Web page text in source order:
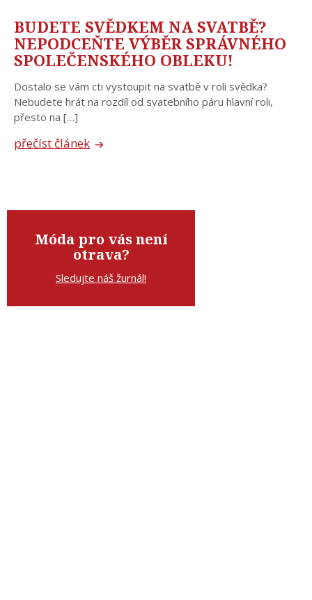
BUDETE SVĚDKEM NA SVATBĚ?
NEPODCEŇTE VÝBĚR SPRÁVNÉHO
SPOLEČENSKÉHO OBLEKU!
Dostalo se vám cti vystoupit na svatbě v roli svědka?
Nebudete hrát na rozdíl od svatebního páru hlavní roli,
přesto na […]
přečíst článek
Móda pro vás není
otrava?
Sledujte náš žurnál!